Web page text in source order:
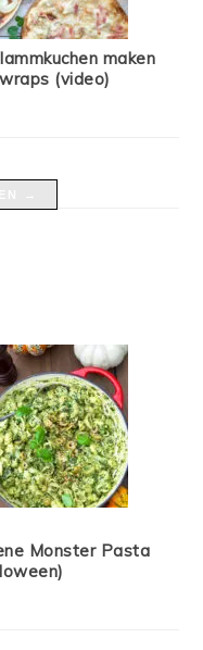
maken
(video)
Monster Pasta